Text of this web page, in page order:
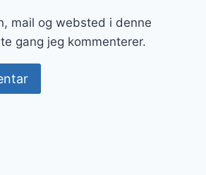
mail og websted i denne
gang jeg kommenterer.